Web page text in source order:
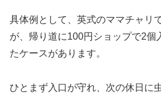
具体例として、英式のママチャリ
が、帰り道に100円ショップで2個
たケースがあります。
ひとまず入口が守れ、次の休日に